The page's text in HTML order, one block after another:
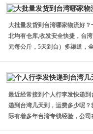
大批量发货到台湾哪家物流好
北均有仓库,收发安全快捷，台
元每公斤，5天到台）多渠道，
最近经常接到个人行李发快递
递到台湾几天到，运费多少呢
际有着多年台湾专线经验，公